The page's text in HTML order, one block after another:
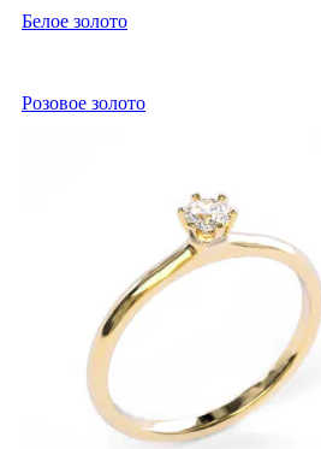
Белое золото
Розовое золото